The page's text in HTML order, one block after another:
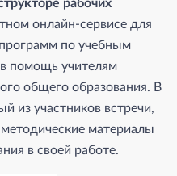
рабочих
онлайн-сервисе для
по учебным
помощь учителям
общего образования. В
из участников встречи,
материалы
в своей работе.